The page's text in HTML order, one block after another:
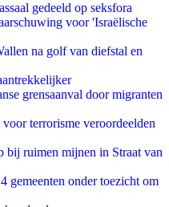
gedeeld op seksfora
voor 'Israëlische
na golf van diefstal en
grensaanval door migranten
terrorisme veroordeelden
bij ruimen mijnen in Straat van
gemeenten onder toezicht om